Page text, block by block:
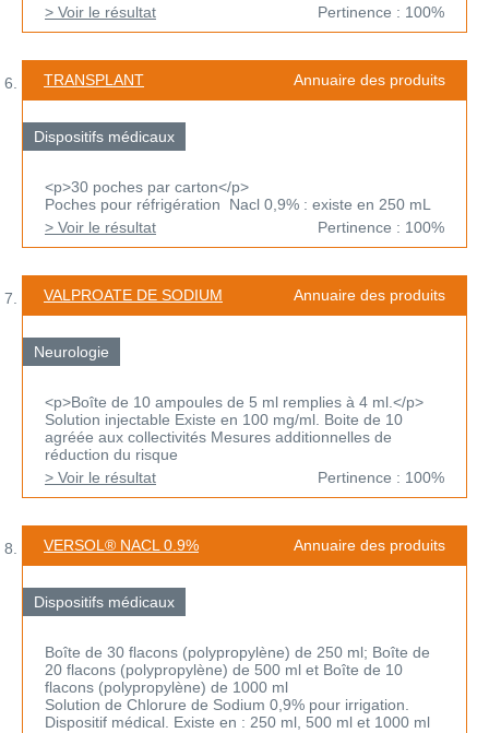
> Voir le résultat
Pertinence : 100%
TRANSPLANT Annuaire des produits
Dispositifs médicaux
<p>30 poches par carton</p>
Poches pour réfrigération Nacl 0,9% : existe en 250 mL
> Voir le résultat
Pertinence : 100%
VALPROATE DE SODIUM Annuaire des produits
Neurologie
<p>Boîte de 10 ampoules de 5 ml remplies à 4 ml.</p>
Solution injectable Existe en 100 mg/ml. Boite de 10
agréée aux collectivités Mesures additionnelles de
réduction du risque
> Voir le résultat
Pertinence : 100%
VERSOL® NACL 0.9% Annuaire des produits
Dispositifs médicaux
Boîte de 30 flacons (polypropylène) de 250 ml; Boîte de
20 flacons (polypropylène) de 500 ml et Boîte de 10
flacons (polypropylène) de 1000 ml
Solution de Chlorure de Sodium 0,9% pour irrigation.
Dispositif médical. Existe en : 250 ml, 500 ml et 1000 ml